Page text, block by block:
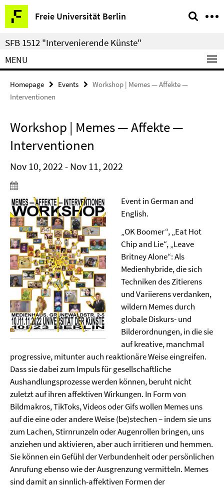
Springe
direkt
zu
Inhalt
Freie Universität Berlin
Service
Navigation
SFB 1512 "Intervenierende Künste"
MENU
Homepage Events
Workshop | Memes — Affekte —
Interventionen
Workshop | Memes — Affekte —
Interventionen
Nov 10, 2022 - Nov 11, 2022
Event in German and
English.
„OK Boomer“, „Eat Hot
Chip and Lie“, „Leave
Britney Alone“: Als
Medienhybride, die sich
Techniken des Zitierens
und Variierens verdanken,
wildern Memes durch
globale Diskurs- und
Bilderordnungen, in die sie
auf kreative, manchmal
progressive, mitunter auch reaktionäre Weise eingreifen.
Dass sie dabei zum Impuls für gesellschaftliche
Aushandlungsprozesse werden können, beruht nicht
zuletzt auf ihren affektiven Wirkungen. In Form von
Bildmakros, TikToks, Videos oder Gifs wollen Memes uns
auf die eine oder andere Weise (be)stechen – indem sie uns
zum Lachen, Stirnrunzeln oder Augenrollen bringen, uns
anziehen und aktivieren, aber auch irritieren und hemmen.
Sie können ein Gefühl der Verbundenheit oder persönlichen
Anrufung ebenso wie der Ausgrenzung vermitteln. Memes
sind damit an sinnlich-affektiven Formen der